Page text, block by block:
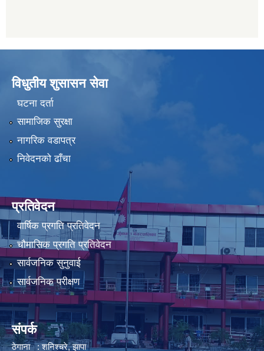
विधुतीय शुसासन सेवा
घटना दर्ता
सामाजिक सुरक्षा
नागरिक वडापत्र
निवेदनको ढाँचा
प्रतिवेदन
वार्षिक प्रगति प्रतिवेदन
चौमासिक प्रगति प्रतिवेदन
सार्वजनिक सुनुवाई
सार्वजनिक परीक्षण
संपर्क
ठेगाना : शनिश्चरे, झापा